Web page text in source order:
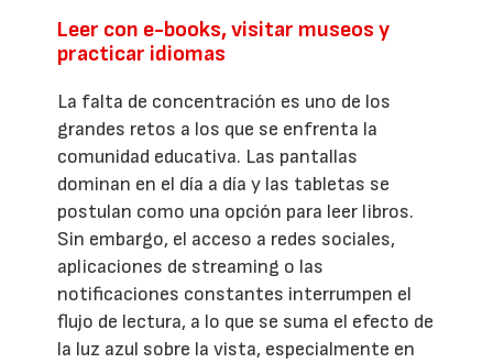
Leer con e-books, visitar museos y
practicar idiomas
La falta de concentración es uno de los
grandes retos a los que se enfrenta la
comunidad educativa. Las pantallas
dominan en el día a día y las tabletas se
postulan como una opción para leer libros.
Sin embargo, el acceso a redes sociales,
aplicaciones de streaming o las
notificaciones constantes interrumpen el
flujo de lectura, a lo que se suma el efecto de
la luz azul sobre la vista, especialmente en